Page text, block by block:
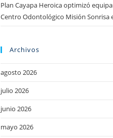
Plan Cayapa Heroica optimizó
Centro Odontológico Misión Sonrisa
Archivos
agosto 2026
julio 2026
junio 2026
mayo 2026